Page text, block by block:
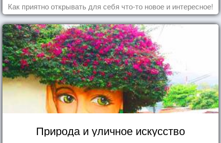
Как приятно открывать для себя что-то новое и интересное!
Природа и уличное искусство